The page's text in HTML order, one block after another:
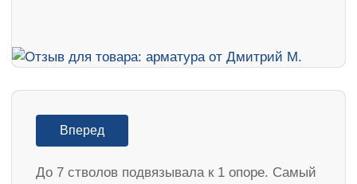
Вперед
До 7 стволов подвязывала к 1 опоре. Самый